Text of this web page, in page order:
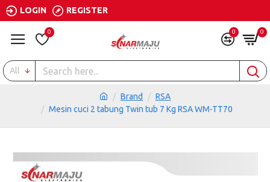
LOGIN REGISTER
0 0 0
All
Brand
RSA
Mesin cuci 2 tabung Twin tub 7 Kg RSA WM-TT70